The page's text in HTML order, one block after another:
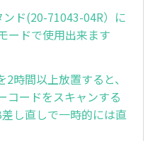
ド(20-71043-04R）に
ードで使用出来ます
時間以上放置すると、
コードをスキャンする
し直しで一時的には直